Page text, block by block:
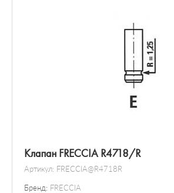
Клапан FRECCIA R4718/R
Артикул: FRECCIA@R4718R
Бренд: FRECCIA